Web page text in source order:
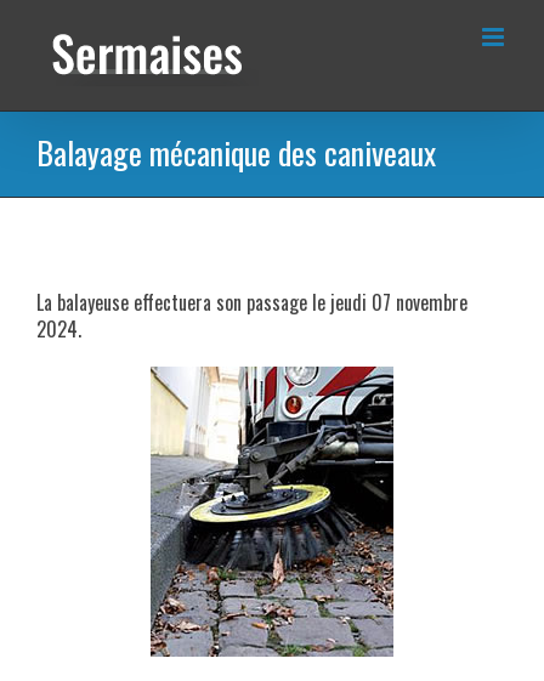
contenu
Balayage mécanique des caniveaux
La balayeuse effectuera son passage le jeudi 07 novembre
2024.